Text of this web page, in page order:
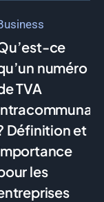
ce
numéro
TVA
Définition et
les